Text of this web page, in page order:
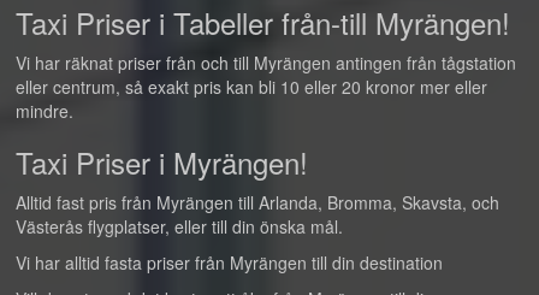
Taxi Priser i Tabeller från-till Myrängen!
Vi har räknat priser från och till Myrängen antingen från tågstation
eller centrum, så exakt pris kan bli 10 eller 20 kronor mer eller
mindre.
Taxi Priser i Myrängen!
Alltid fast pris från Myrängen till Arlanda, Bromma, Skavsta, och
Västerås flygplatser, eller till din önska mål.
Vi har alltid fasta priser från Myrängen till din destination